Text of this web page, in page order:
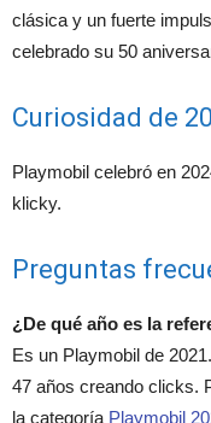
clásica y un fuerte
celebrado su 50
Curiosidad de
Playmobil celebró en
klicky.
Preguntas
¿De qué año es la
Es un Playmobil de
47 años creando clicks.
la categoría Playmobil